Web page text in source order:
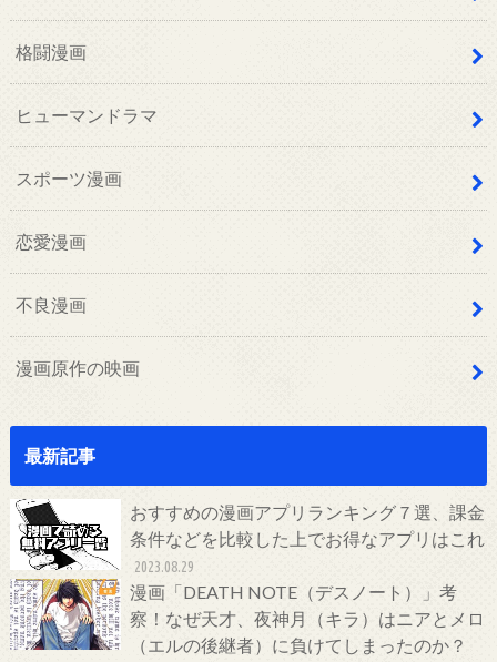
格闘漫画
ヒューマンドラマ
スポーツ漫画
恋愛漫画
不良漫画
漫画原作の映画
最新記事
おすすめの漫画アプリランキング７選、課金
条件などを比較した上でお得なアプリはこれ
2023.08.29
漫画「DEATH NOTE（デスノート）」考
察！なぜ天才、夜神月（キラ）はニアとメロ
（エルの後継者）に負けてしまったのか？